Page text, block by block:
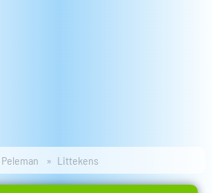
Peleman Littekens